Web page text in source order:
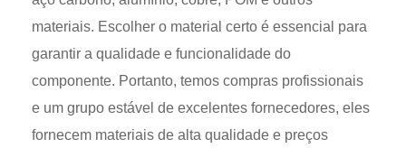
materiais. Escolher o material certo é essencial para
garantir a qualidade e funcionalidade do
componente. Portanto, temos compras profissionais
e um grupo estável de excelentes fornecedores, eles
fornecem materiais de alta qualidade e preços